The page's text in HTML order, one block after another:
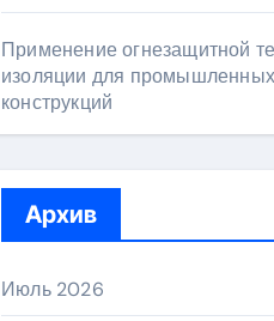
Применение огнезащитной
изоляции для
конструкций
Архив
Июль 2026